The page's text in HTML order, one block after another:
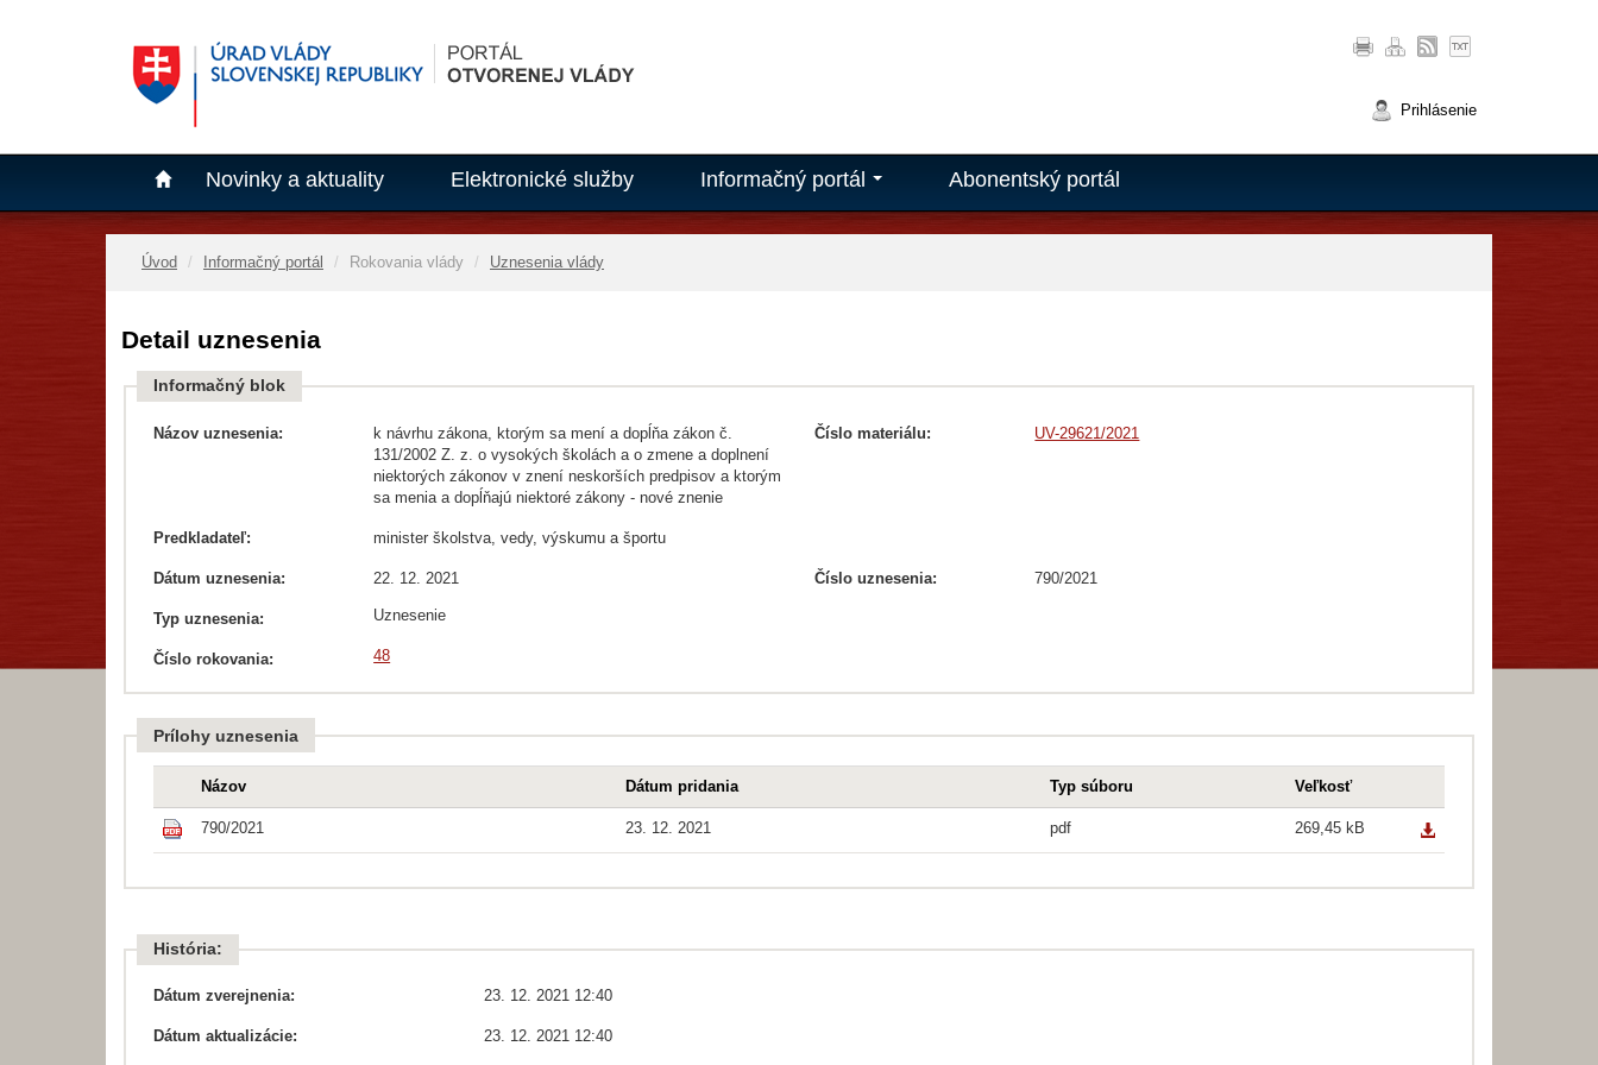
Prihlásenie
Novinky a aktuality Elektronické služby Informačný portál Abonentský portál
Úvod Informačný portál Rokovania vlády Uznesenia vlády
Detail uznesenia
Informačný blok
Názov uznesenia:
k návrhu zákona, ktorým sa mení a dopĺňa zákon č.
131/2002 Z. z. o vysokých školách a o zmene a doplnení
niektorých zákonov v znení neskorších predpisov a ktorým
sa menia a dopĺňajú niektoré zákony - nové znenie
Číslo materiálu: UV-29621/2021
Predkladateľ: minister školstva, vedy, výskumu a športu
Dátum uznesenia: 22. 12. 2021 Číslo uznesenia: 790/2021
Typ uznesenia: Uznesenie
Číslo rokovania: 48
Prílohy uznesenia
Názov Dátum pridania Typ súboru Veľkosť
790/2021 23. 12. 2021 pdf 269,45 kB
História:
Dátum zverejnenia: 23. 12. 2021 12:40
Dátum aktualizácie: 23. 12. 2021 12:40